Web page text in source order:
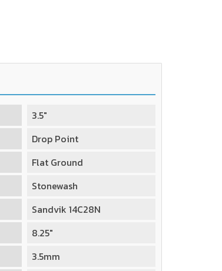
3.5"
Drop Point
Flat Ground
Stonewash
Sandvik 14C28N
8.25"
3.5mm